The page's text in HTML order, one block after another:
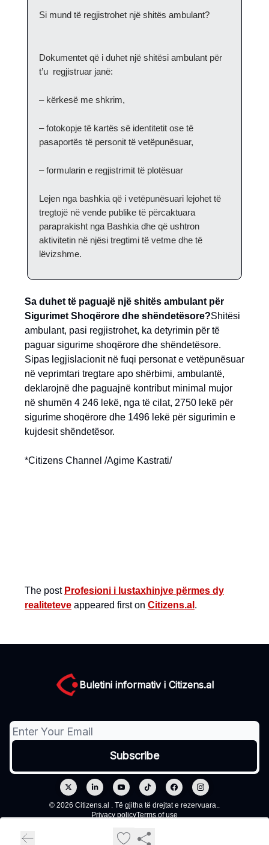
Si mund të regjistrohet një shitës ambulant?
Dokumentet që i duhet një shitësi ambulant për
t’u regjistruar janë:
– kërkesë me shkrim,
– fotokopje të kartës së identitetit ose të
pasaportës të personit të vetëpunësuar,
– formularin e regjistrimit të plotësuar
Lejen nga bashkia që i vetëpunësuari lejohet të
tregtojë në vende publike të përcaktuara
paraprakisht nga Bashkia dhe që ushtron
aktivitetin në njësi tregtimi të vetme dhe të
lëvizshme.
Sa duhet të paguajë një shitës ambulant për
Sigurimet Shoqërore dhe shëndetësore?Shitësi
ambulant, pasi regjistrohet, ka detyrimin për të
paguar sigurime shoqërore dhe shëndetësore.
Sipas legjislacionit në fuqi personat e vetëpunësuar
në veprimtari tregtare apo shërbimi, ambulantë,
deklarojnë dhe paguajnë kontribut minimal mujor
në shumën 4 246 lekë, nga të cilat, 2750 lekë për
sigurime shoqërore dhe 1496 lekë për sigurimin e
kujdesit shëndetësor.
*Citizens Channel /Agime Kastrati/
The post Profesioni i lustaxhinjve përmes dy
realiteteve appeared first on Citizens.al .
Buletini informativ i Citizens.al
© 2026 Citizens.al . Të gjitha të drejtat e rezervuara..
Privacy policyTerms of use
Powered by beehiiv